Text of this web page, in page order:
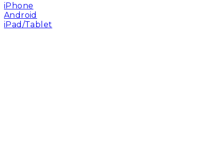
iPhone
Android
iPad/Tablet